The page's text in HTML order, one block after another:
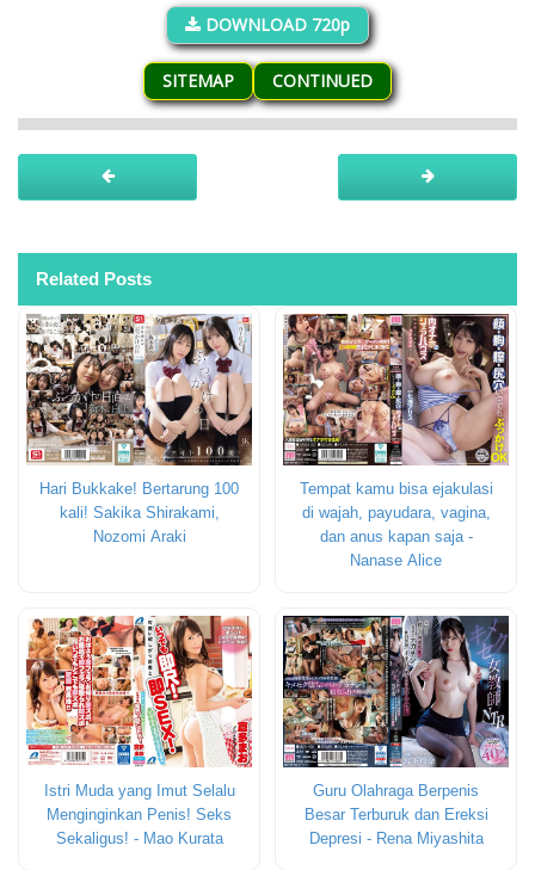
DOWNLOAD 720p
SITEMAP CONTINUED
Related Posts
Hari Bukkake! Bertarung 100
kali! Sakika Shirakami,
Nozomi Araki
Tempat kamu bisa ejakulasi
di wajah, payudara, vagina,
dan anus kapan saja -
Nanase Alice
Istri Muda yang Imut Selalu
Menginginkan Penis! Seks
Sekaligus! - Mao Kurata
Guru Olahraga Berpenis
Besar Terburuk dan Ereksi
Depresi - Rena Miyashita